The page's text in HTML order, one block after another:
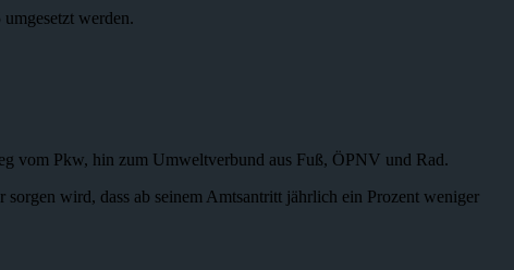
werden.
vom Pkw, hin zum Umweltverbund aus Fuß, ÖPNV und Rad.
wird, dass ab seinem Amtsantritt jährlich ein Prozent weniger